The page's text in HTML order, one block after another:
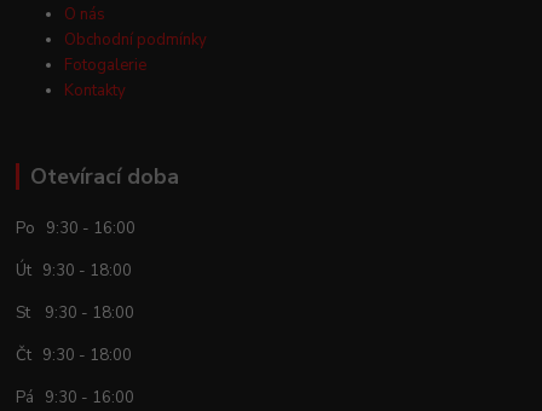
O nás
Obchodní podmínky
Fotogalerie
Kontakty
Otevírací doba
Po 9:30 - 16:00
Út 9:30 - 18:00
St 9:30 - 18:00
Čt 9:30 - 18:00
Pá 9:30 - 16:00